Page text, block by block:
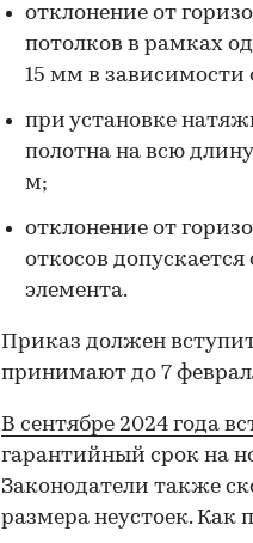
отклонение от
потолков в рамках
15 мм в
при установке
полотна на всю
м;
отклонение от
откосов
элемента.
Приказ должен
принимают до 7
В сентябре 2024 года
гарантийный срок на
Законодатели также
размера неустоек. Как